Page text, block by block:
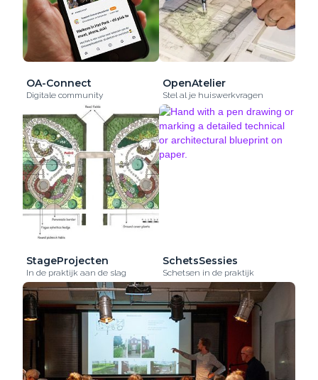
OA-Connect
Digitale community
OpenAtelier
Stel al je huiswerkvragen
StageProjecten
In de praktijk aan de slag
SchetsSessies
Schetsen in de praktijk